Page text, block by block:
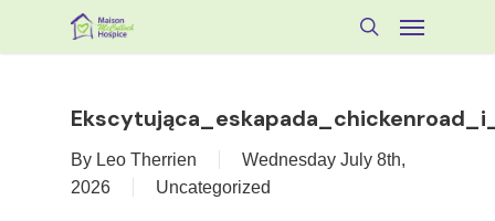
Menu
By Leo Therrien
Wednesday July 8th,
2026
Uncategorized